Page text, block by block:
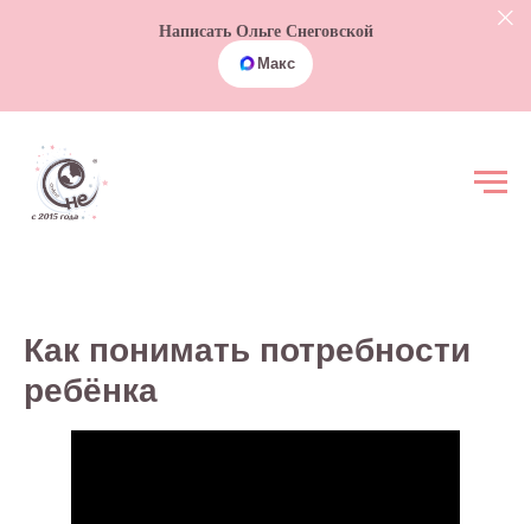
Написать Ольге Снеговской
Макс
Как понимать потребности
ребёнка